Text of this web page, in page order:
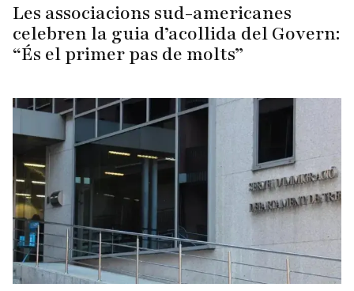
Les associacions sud-americanes
celebren la guia d’acollida del Govern:
“És el primer pas de molts”